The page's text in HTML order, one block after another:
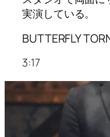
実演している。
BUTTERFLY
3:17